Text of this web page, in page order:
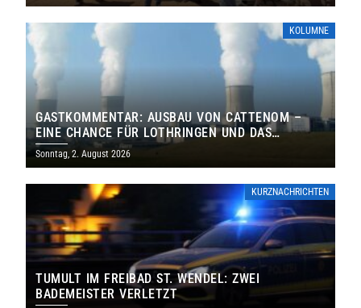
KOLUMNE
GASTKOMMENTAR: AUSBAU VON CATTENOM –
EINE CHANCE FÜR LOTHRINGEN UND DAS
SAARLAND
Sonntag, 2. August 2026
KURZNACHRICHTEN
TUMULT IM FREIBAD ST. WENDEL: ZWEI
BADEMEISTER VERLETZT